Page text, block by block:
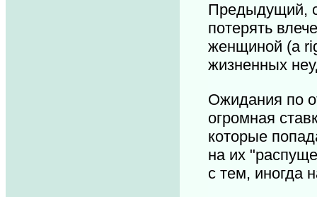
Предыдущий,
потерять
женщиной (a
жизненных
Ожидания по
огромная
которые
на их
с тем, иногда